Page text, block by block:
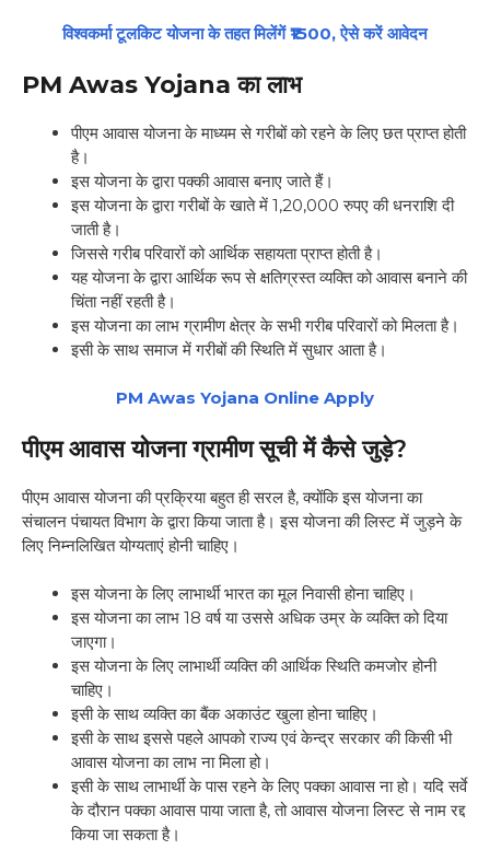
विश्वकर्मा टूलकिट योजना के तहत मिलेंगें ₹1500, ऐसे करें आवेदन
PM Awas Yojana का लाभ
पीएम आवास योजना के माध्यम से गरीबों को रहने के लिए छत प्राप्त होती
है।
इस योजना के द्वारा पक्की आवास बनाए जाते हैं।
इस योजना के द्वारा गरीबों के खाते में 1,20,000 रुपए की धनराशि दी
जाती है।
जिससे गरीब परिवारों को आर्थिक सहायता प्राप्त होती है।
यह योजना के द्वारा आर्थिक रूप से क्षतिग्रस्त व्यक्ति को आवास बनाने की
चिंता नहीं रहती है।
इस योजना का लाभ ग्रामीण क्षेत्र के सभी गरीब परिवारों को मिलता है।
इसी के साथ समाज में गरीबों की स्थिति में सुधार आता है।
PM Awas Yojana Online Apply
पीएम आवास योजना ग्रामीण सूची में कैसे जुड़े?
पीएम आवास योजना की प्रक्रिया बहुत ही सरल है, क्योंकि इस योजना का
संचालन पंचायत विभाग के द्वारा किया जाता है। इस योजना की लिस्ट में जुड़ने के
लिए निम्नलिखित योग्यताएं होनी चाहिए।
इस योजना के लिए लाभार्थी भारत का मूल निवासी होना चाहिए।
इस योजना का लाभ 18 वर्ष या उससे अधिक उम्र के व्यक्ति को दिया
जाएगा।
इस योजना के लिए लाभार्थी व्यक्ति की आर्थिक स्थिति कमजोर होनी
चाहिए।
इसी के साथ व्यक्ति का बैंक अकाउंट खुला होना चाहिए।
इसी के साथ इससे पहले आपको राज्य एवं केन्द्र सरकार की किसी भी
आवास योजना का लाभ ना मिला हो।
इसी के साथ लाभार्थी के पास रहने के लिए पक्का आवास ना हो। यदि सर्वे
के दौरान पक्का आवास पाया जाता है, तो आवास योजना लिस्ट से नाम रद्द
किया जा सकता है।